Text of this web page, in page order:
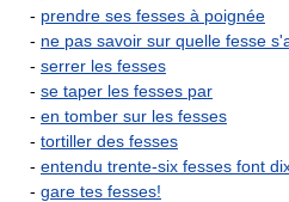
- prendre ses fesses à poignée
- ne pas savoir sur quelle fesse
- serrer les fesses
- se taper les fesses par
- en tomber sur les fesses
- tortiller des fesses
- entendu trente-six fesses font
- gare tes fesses!